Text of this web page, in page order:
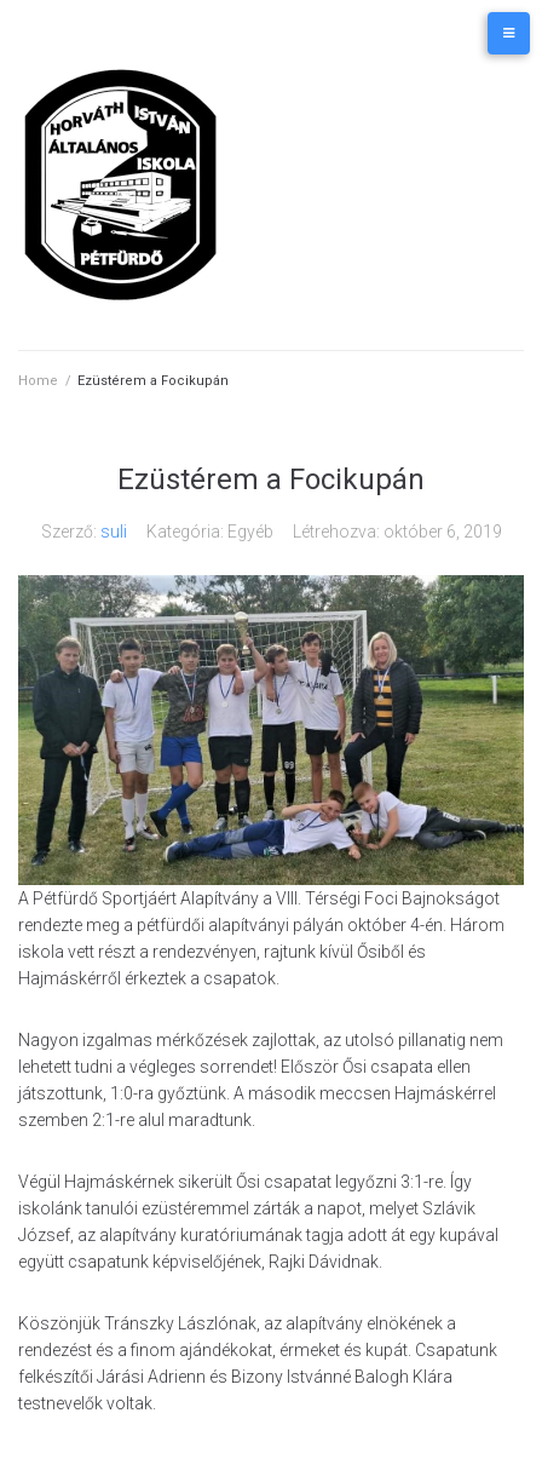
Home / Ezüstérem a Focikupán
Ezüstérem a Focikupán
Szerző: suli Kategória: Egyéb Létrehozva: október 6, 2019
A Pétfürdő Sportjáért Alapítvány a VIII. Térségi Foci Bajnokságot
rendezte meg a pétfürdői alapítványi pályán október 4-én. Három
iskola vett részt a rendezvényen, rajtunk kívül Ősiből és
Hajmáskérről érkeztek a csapatok.
Nagyon izgalmas mérkőzések zajlottak, az utolsó pillanatig nem
lehetett tudni a végleges sorrendet! Először Ősi csapata ellen
játszottunk, 1:0-ra győztünk. A második meccsen Hajmáskérrel
szemben 2:1-re alul maradtunk.
Végül Hajmáskérnek sikerült Ősi csapatat legyőzni 3:1-re. Így
iskolánk tanulói ezüstéremmel zárták a napot, melyet Szlávik
József, az alapítvány kuratóriumának tagja adott át egy kupával
együtt csapatunk képviselőjének, Rajki Dávidnak.
Köszönjük Tránszky Lászlónak, az alapítvány elnökének a
rendezést és a finom ajándékokat, érmeket és kupát. Csapatunk
felkészítői Járási Adrienn és Bizony Istvánné Balogh Klára
testnevelők voltak.